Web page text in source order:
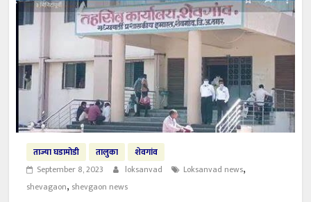
ताज्या घडामोडी तालुका
शेवगांव
September 8, 2023
loksanvad Loksanvad news,
shevagaon, shevgaon news